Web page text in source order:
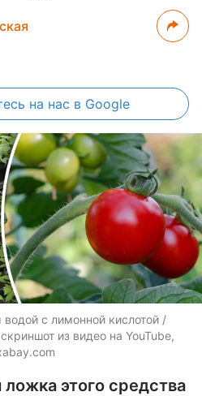
на нас в Google
с лимонной кислотой /
из видео на YouTube,
ложка этого средства